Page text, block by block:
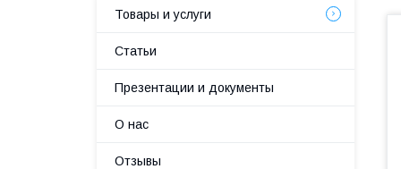
Товары и услуги
Статьи
Презентации и документы
О нас
Отзывы